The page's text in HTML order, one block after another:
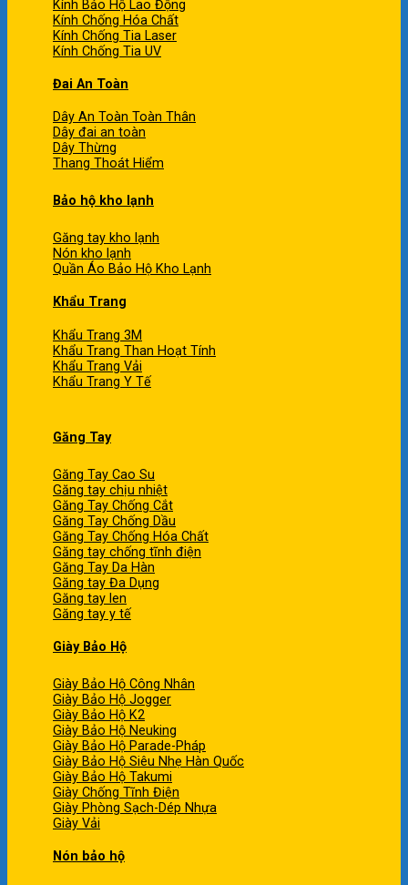
Kính Bảo Hộ Lao Động
Kính Chống Hóa Chất
Kính Chống Tia Laser
Kính Chống Tia UV
Đai An Toàn
Dây An Toàn Toàn Thân
Dây đai an toàn
Dây Thừng
Thang Thoát Hiểm
Bảo hộ kho lạnh
Găng tay kho lạnh
Nón kho lạnh
Quần Áo Bảo Hộ Kho Lạnh
Khẩu Trang
Khẩu Trang 3M
Khẩu Trang Than Hoạt Tính
Khẩu Trang Vải
Khẩu Trang Y Tế
Găng Tay
Găng Tay Cao Su
Găng tay chịu nhiệt
Găng Tay Chống Cắt
Găng Tay Chống Dầu
Găng Tay Chống Hóa Chất
Găng tay chống tĩnh điện
Găng Tay Da Hàn
Găng tay Đa Dụng
Găng tay len
Găng tay y tế
Giày Bảo Hộ
Giày Bảo Hộ Công Nhân
Giày Bảo Hộ Jogger
Giày Bảo Hộ K2
Giày Bảo Hộ Neuking
Giày Bảo Hộ Parade-Pháp
Giày Bảo Hộ Siêu Nhẹ Hàn Quốc
Giày Bảo Hộ Takumi
Giày Chống Tĩnh Điện
Giày Phòng Sạch-Dép Nhựa
Giày Vải
Nón bảo hộ